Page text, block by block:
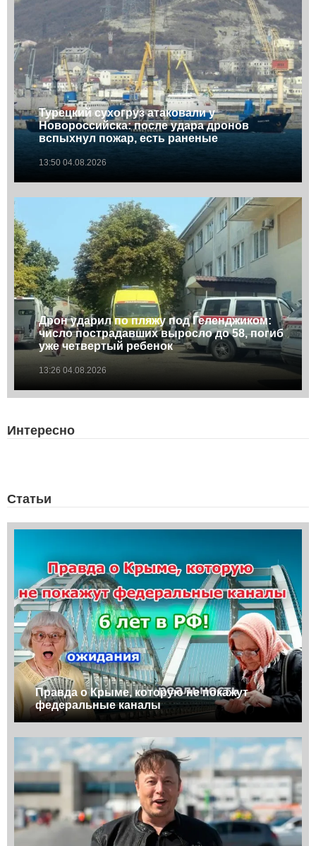
Турецкий сухогруз атаковали у
Новороссийска: после удара дронов
вспыхнул пожар, есть раненые
13:50 04.08.2026
Дрон ударил по пляжу под Геленджиком:
число пострадавших выросло до 58, погиб
уже четвертый ребенок
13:26 04.08.2026
Интересно
Статьи
Правда о Крыме, которую не покажут
федеральные каналы